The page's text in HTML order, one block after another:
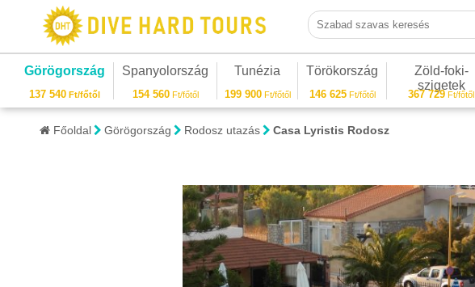
Szabad szavas keresés
Görögország
137 540 Ft/főtől
Spanyolország
154 560Ft/főtől
Tunézia
199 900Ft/főtől
Törökország
146 625Ft/főtől
Zöld-foki-
szigetek
367 729 Ft/főtől
Főoldal Görögország Rodosz utazás Casa Lyristis Rodosz